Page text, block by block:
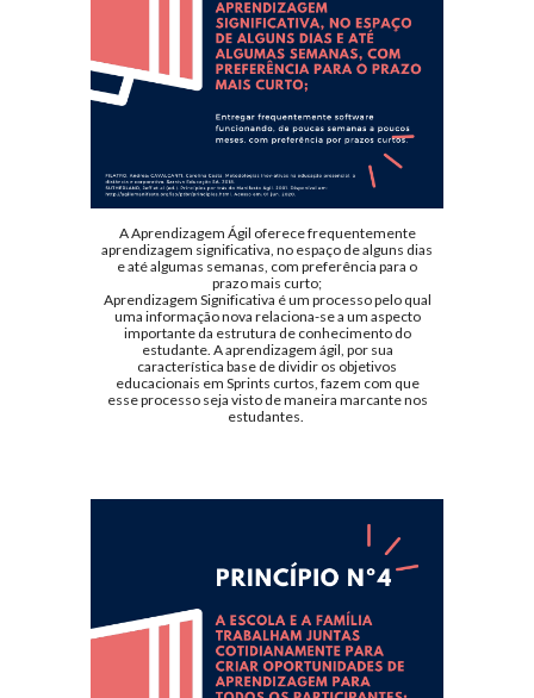
A Aprendizagem Ágil oferece frequentemente
aprendizagem significativa, no espaço de alguns dias
e até algumas semanas, com preferência para o
prazo mais curto;
Aprendizagem Significativa é um processo pelo qual
uma informação nova relaciona-se a um aspecto
importante da estrutura de conhecimento do
estudante. A aprendizagem ágil, por sua
característica base de dividir os objetivos
educacionais em Sprints curtos, fazem com que
esse processo seja visto de maneira marcante nos
estudantes.